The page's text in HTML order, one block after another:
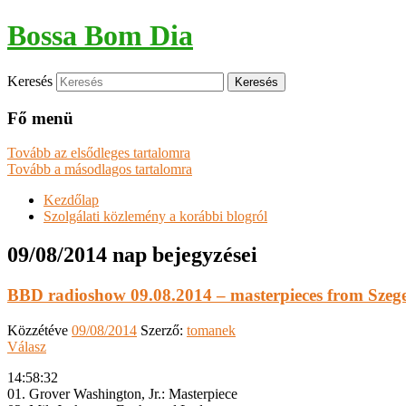
Bossa Bom Dia
Keresés
Fő menü
Tovább az elsődleges tartalomra
Tovább a másodlagos tartalomra
Kezdőlap
Szolgálati közlemény a korábbi blogról
09/08/2014 nap bejegyzései
BBD radioshow 09.08.2014 – masterpieces from
Közzétéve 09/08/2014 Szerző: tomanek
Válasz
14:58:32
01. Grover Washington, Jr.: Masterpiece